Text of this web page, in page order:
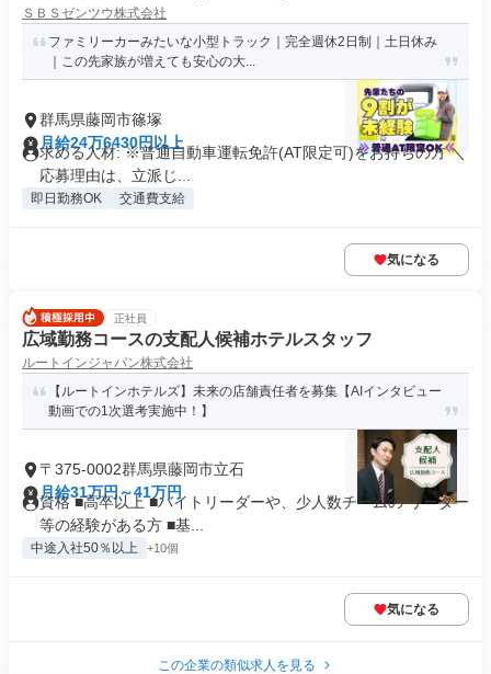
ＳＢＳゼンツウ株式会社
ファミリーカーみたいな小型トラック｜完全週休2日制｜土日休み
｜この先家族が増えても安心の大...
群馬県藤岡市篠塚
月給24万6430円以上
求める人材: ※普通自動車運転免許(AT限定可)をお持ちの方 ＼
応募理由は、立派じ...
即日勤務OK 交通費支給
気になる
正社員
広域勤務コースの支配人候補ホテルスタッフ
ルートインジャパン株式会社
【ルートインホテルズ】未来の店舗責任者を募集【AIインタビュー
動画での1次選考実施中！】
〒375-0002群馬県藤岡市立石
月給31万円～41万円
資格 ■高卒以上 ■バイトリーダーや、少人数チームの リーダー
等の経験がある方 ■基...
中途入社50％以上 +10個
気になる
この企業の類似求人を見る